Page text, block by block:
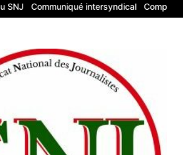
Communiqué intersyndical Compte-